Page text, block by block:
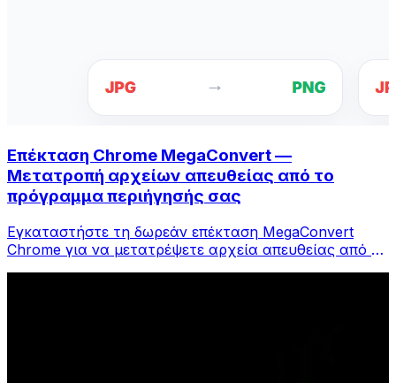
Επέκταση Chrome MegaConvert —
Μετατροπή αρχείων απευθείας από το
πρόγραμμα περιήγησής σας
Εγκαταστήστε τη δωρεάν επέκταση MegaConvert
Chrome για να μετατρέψετε αρχεία απευθείας από τη